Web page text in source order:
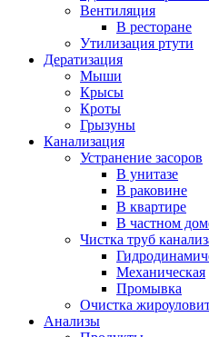
Вентиляция
В ресторане
Утилизация ртути
Дератизация
Мыши
Крысы
Кроты
Грызуны
Канализация
Устранение засоров
В унитазе
В раковине
В квартире
В частном
Чистка труб
Механическая
Промывка
Очистка
Анализы